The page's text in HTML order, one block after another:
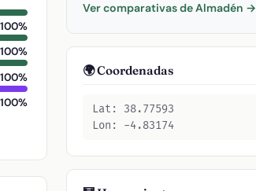
100%
100%
100%
100%
Ver comparativas de Almadén →
🌍 Coordenadas
Lat: 38.77593
Lon: -4.83174